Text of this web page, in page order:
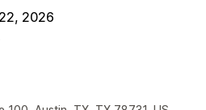
2026